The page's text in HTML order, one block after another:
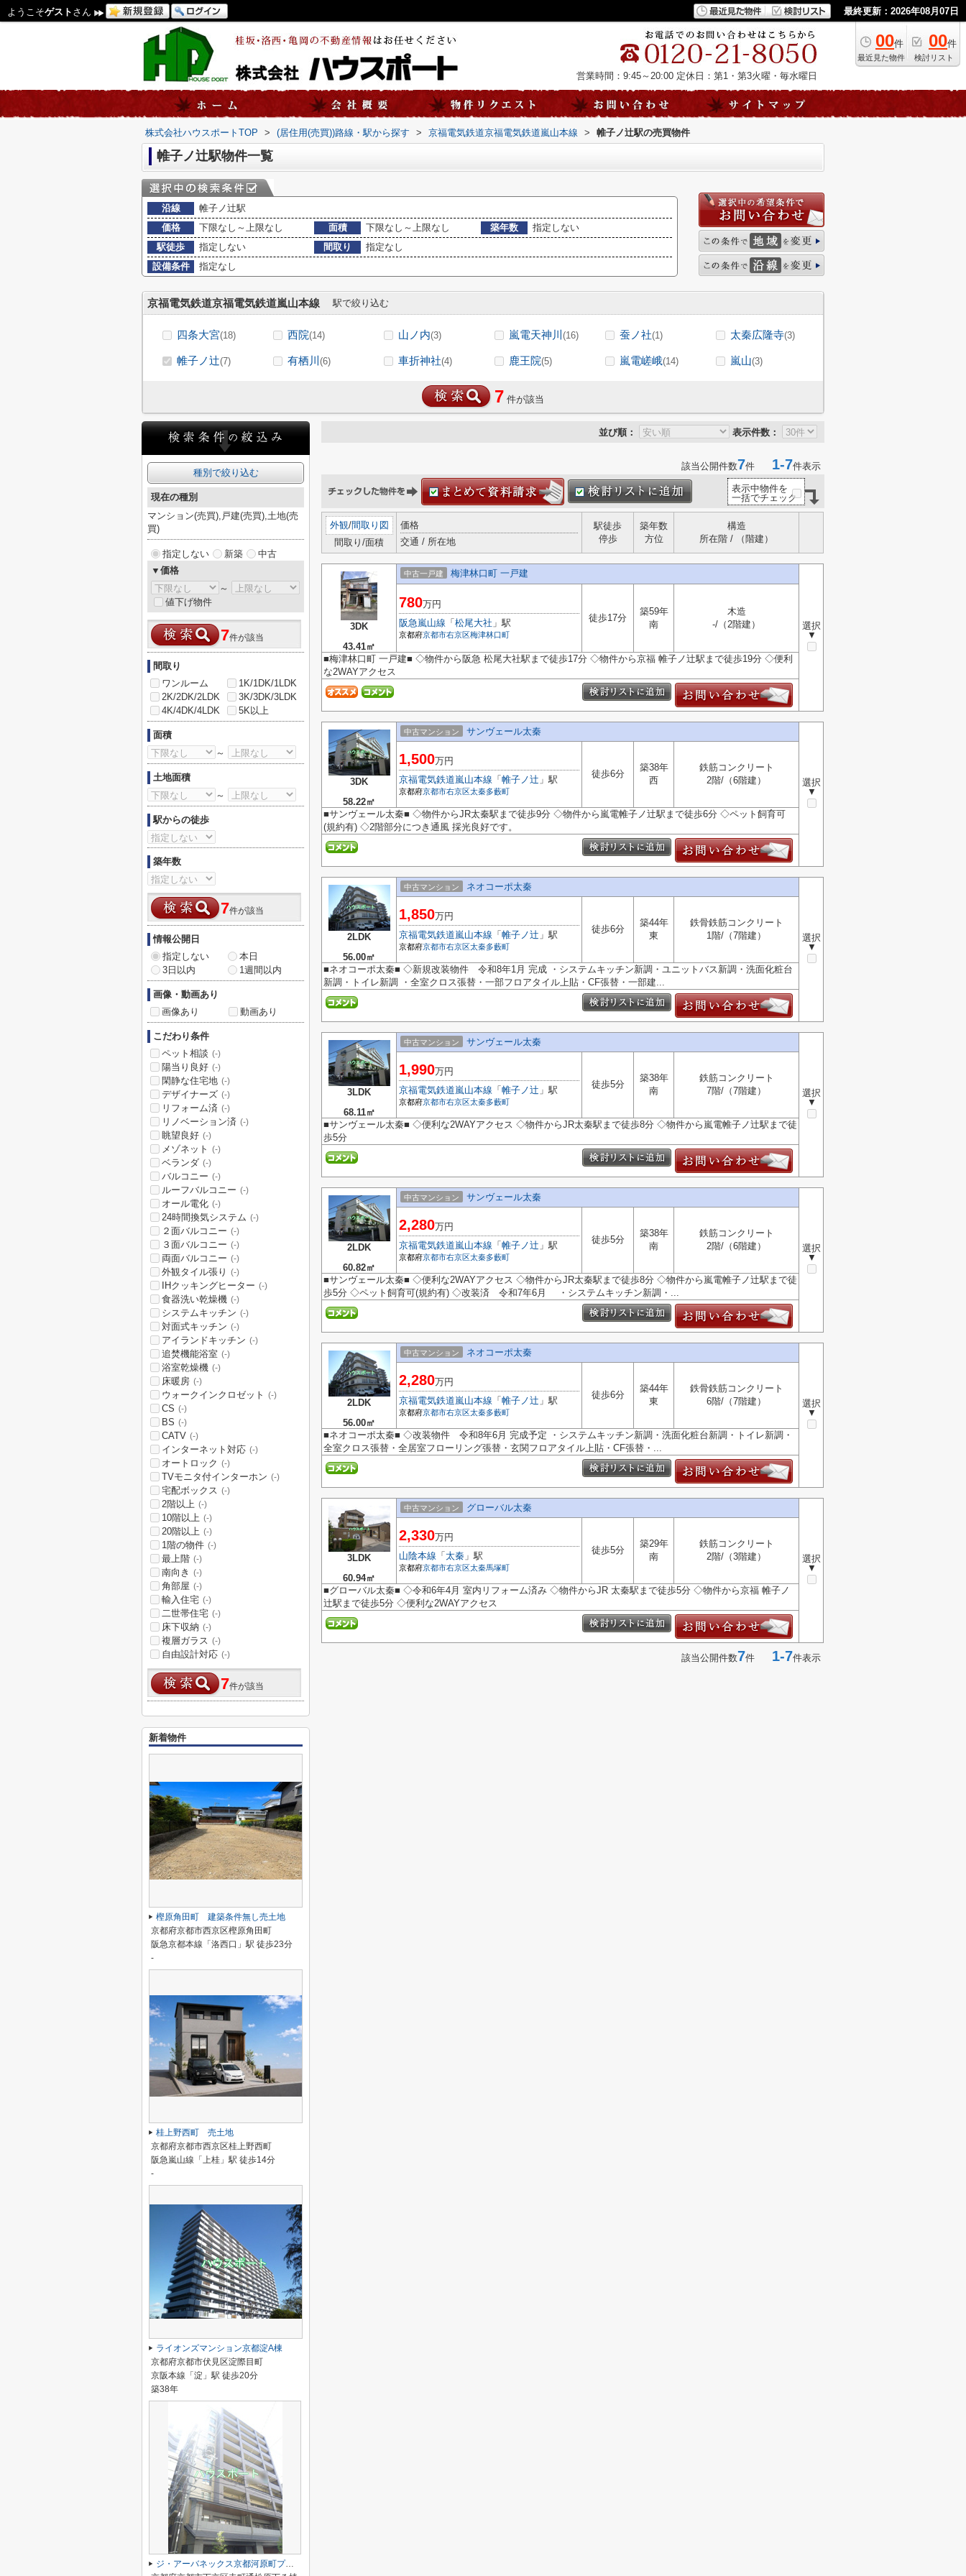
ようこそゲスト さん 最終更新：2026年08月07日
00件
最近見た物件
00件
検討リスト
営業時間：9:45～20:00 定休日：第1・第3火曜・毎水曜日
株式会社ハウスポートTOP > (居住用(売買))路線・駅から探す > 京福電気鉄道京福電気鉄道嵐山本線 > 帷子ノ辻駅の売買物件
帷子ノ辻駅物件一覧
沿線
帷子ノ辻駅
価格
下限なし～上限なし 面積 下限なし～上限なし 築年数
指定しない
駅徒歩
指定しない 間取り
指定なし
設備条件
指定なし
京福電気鉄道京福電気鉄道嵐山本線 駅で絞り込む
四条大宮(18) 西院(14) 山ノ内(3) 嵐電天神川 (16) 蚕ノ社(1) 太秦広隆寺(3)
帷子ノ辻(7) 有栖川 (6) 車折神社(4) 鹿王院(5) 嵐電嵯峨(14) 嵐山(3)
7 件が該当
並び順： 表示件数：
該当公開件数7件 1-7件表示
表示中物件を
一括でチェック
外観/間取り図
間取り/面積
価格
交通 / 所在地
駅徒歩
停歩
築年数
方位
構造
所在階 / （階建）
3DK
43.41㎡
中古一戸建 梅津林口町 一戸建
選択
▼
780万円
阪急嵐山線 「 松尾大社 」駅
京都府京都市右京区梅津林口町
徒歩17分
築59年
南
木造
-/（2階建）
■梅津林口町 一戸建■ ◇物件から阪急 松尾大社駅まで徒歩17分 ◇物件から京福 帷子ノ辻駅まで徒歩19分 ◇便利
な2WAYアクセス
3DK
58.22㎡
中古マンション サンヴェール太秦
選択
▼
1,500万円
京福電気鉄道嵐山本線 「 帷子ノ辻 」駅
京都府京都市右京区太秦多藪町
徒歩6分
築38年
西
鉄筋コンクリート
2階/（6階建）
■サンヴェール太秦■ ◇物件からJR太秦駅まで徒歩9分 ◇物件から嵐電帷子ノ辻駅まで徒歩6分 ◇ペット飼育可
(規約有) ◇2階部分につき通風 採光良好です。
2LDK
56.00㎡
中古マンション ネオコーポ太秦
選択
▼
1,850万円
京福電気鉄道嵐山本線 「 帷子ノ辻 」駅
京都府京都市右京区太秦多藪町
徒歩6分
築44年
東
鉄骨鉄筋コンクリート
1階/（7階建）
■ネオコーポ太秦■ ◇新規改装物件 令和8年1月 完成 ・システムキッチン新調・ユニットバス新調・洗面化粧台
新調・トイレ新調 ・全室クロス張替・一部フロアタイル上貼・CF張替・一部建...
3LDK
68.11㎡
中古マンション サンヴェール太秦
選択
▼
1,990万円
京福電気鉄道嵐山本線 「 帷子ノ辻 」駅
京都府京都市右京区太秦多藪町
徒歩5分
築38年
南
鉄筋コンクリート
7階/（7階建）
■サンヴェール太秦■ ◇便利な2WAYアクセス ◇物件からJR太秦駅まで徒歩8分 ◇物件から嵐電帷子ノ辻駅まで徒
歩5分
2LDK
60.82㎡
中古マンション サンヴェール太秦
選択
▼
2,280万円
京福電気鉄道嵐山本線 「 帷子ノ辻 」駅
京都府京都市右京区太秦多藪町
徒歩5分
築38年
南
鉄筋コンクリート
2階/（6階建）
■サンヴェール太秦■ ◇便利な2WAYアクセス ◇物件からJR太秦駅まで徒歩8分 ◇物件から嵐電帷子ノ辻駅まで徒
歩5分 ◇ペット飼育可(規約有) ◇改装済 令和7年6月 ・システムキッチン新調・...
2LDK
56.00㎡
中古マンション ネオコーポ太秦
選択
▼
2,280万円
京福電気鉄道嵐山本線 「 帷子ノ辻 」駅
京都府京都市右京区太秦多藪町
徒歩6分
築44年
東
鉄骨鉄筋コンクリート
6階/（7階建）
■ネオコーポ太秦■ ◇改装物件 令和8年6月 完成予定 ・システムキッチン新調・洗面化粧台新調・トイレ新調・
全室クロス張替・全居室フローリング張替・玄関フロアタイル上貼・CF張替・...
3LDK
60.94㎡
中古マンション グローバル太秦
選択
▼
2,330万円
山陰本線 「 太秦 」駅
京都府京都市右京区太秦馬塚町
徒歩5分
築29年
南
鉄筋コンクリート
2階/（3階建）
■グローバル太秦■ ◇令和6年4月 室内リフォーム済み ◇物件からJR 太秦駅まで徒歩5分 ◇物件から京福 帷子ノ
辻駅まで徒歩5分 ◇便利な2WAYアクセス
該当公開件数7件 1-7件表示
種別で絞り込む
現在の種別
マンション(売買),戸建(売買),土地(売
買)
指定しない 新築
中古
▼価格
～
値下げ物件
7件が該当
間取り
ワンルーム
1K/1DK/1LDK
2K/2DK/2LDK
3K/3DK/3LDK
4K/4DK/4LDK
5K以上
面積
～
土地面積
～
駅からの徒歩
築年数
7件が該当
情報公開日
指定しない
本日
3日以内
1週間以内
画像・動画あり
画像あり
動画あり
こだわり条件
ペット相談 (-)
陽当り良好 (-)
閑静な住宅地 (-)
デザイナーズ (-)
リフォーム済 (-)
リノベーション済 (-)
眺望良好 (-)
メゾネット (-)
ベランダ (-)
バルコニー (-)
ルーフバルコニー (-)
オール電化 (-)
24時間換気システム (-)
２面バルコニー (-)
３面バルコニー (-)
両面バルコニー (-)
外観タイル張り (-)
IHクッキングヒーター (-)
食器洗い乾燥機 (-)
システムキッチン (-)
対面式キッチン (-)
アイランドキッチン (-)
追焚機能浴室 (-)
浴室乾燥機 (-)
床暖房 (-)
ウォークインクロゼット (-)
CS (-)
BS (-)
CATV (-)
インターネット対応 (-)
オートロック (-)
TVモニタ付インターホン (-)
宅配ボックス (-)
2階以上 (-)
10階以上 (-)
20階以上 (-)
1階の物件 (-)
最上階 (-)
南向き (-)
角部屋 (-)
輸入住宅 (-)
二世帯住宅 (-)
床下収納 (-)
複層ガラス (-)
自由設計対応 (-)
7件が該当
新着物件
樫原角田町 建築条件無し売土地
京都府京都市西京区樫原角田町
阪急京都本線「洛西口」駅 徒歩23分
-
桂上野西町 売土地
京都府京都市西京区桂上野西町
阪急嵐山線「上桂」駅 徒歩14分
-
ライオンズマンション京都淀A棟
京都府京都市伏見区淀際目町
京阪本線「淀」駅 徒歩20分
築38年
ジ・アーバネックス京都河原町プレイズ